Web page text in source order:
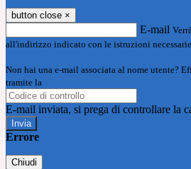
button close ×
E-mail
all'indirizzo indicato con le istruzioni
Non hai una e-mail associata al nome utente?
tramite la
E-mail inviata, si prega di controllare la
Errore
Chiudi